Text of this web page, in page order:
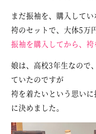
まだ振袖を、購入して
袴のセットで、大体5万
振袖を購入してから、袴
娘は、高校3年生なので
ていたのですが
袴を着たいという思い
に決めました。